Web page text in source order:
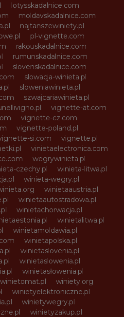
lotysskadalnice.com
moldavskadalnice.com
najtanszewiniety.pl
pl-vignette.com
rakouskadalnice.com
rumunskadalnice.com
slovenskadalnice.com
slowacja-winieta.pl
sloweniawinieta.pl
szwajcariawinieta.pl
vignette-at.com
vignette-cz.com
vignette-poland.pl
si.com
vignette.pl
vinietaelectronica.com
wegrywinieta.pl
czechy.pl
winieta-litwa.pl
winieta-wegry.pl
winietaaustria.pl
winietaautostradowa.pl
winietachorwacja.pl
winietalitwa.pl
winietamoldawia.pl
winietapolska.pl
winietaslovenia.pl
winietaslowenia.pl
winietasłowenia.pl
winietomat.pl
winiety.org
winietyelektroniczne.pl
winietywegry.pl
winietyzakup.pl